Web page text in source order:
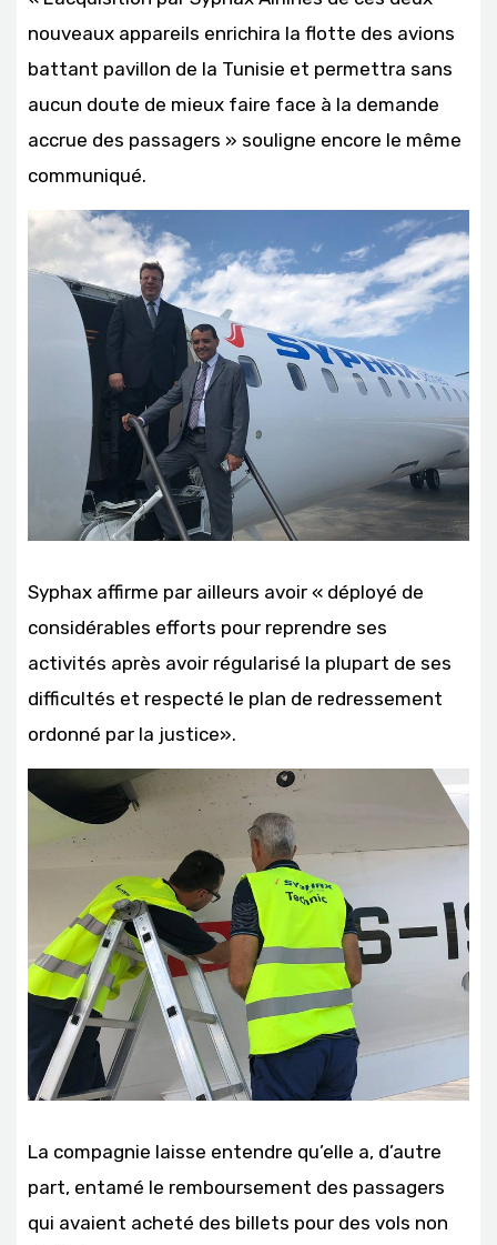
nouveaux appareils enrichira la flotte des avions
battant pavillon de la Tunisie et permettra sans
aucun doute de mieux faire face à la demande
accrue des passagers » souligne encore le même
communiqué.
Syphax affirme par ailleurs avoir « déployé de
considérables efforts pour reprendre ses
activités après avoir régularisé la plupart de ses
difficultés et respecté le plan de redressement
ordonné par la justice».
La compagnie laisse entendre qu’elle a, d’autre
part, entamé le remboursement des passagers
qui avaient acheté des billets pour des vols non